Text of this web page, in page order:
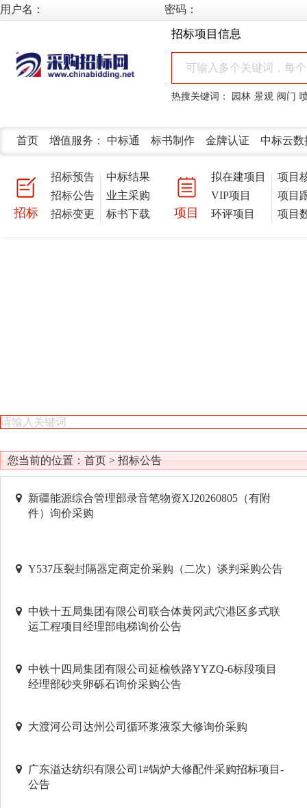
用户名： 密码：
招标项目信息
热搜关键词： 园林 景观 阀门
首页 增值服务： 中标通 标书制作 金牌认证 中标云数
招标
招标预告
招标公告
招标变更
中标结果
业主采购
标书下载
项目
拟在建项目
VIP项目
环评项目
项目
项目
项目
您当前的位置： 首页 > 招标公告
新疆能源综合管理部录音笔物资XJ20260805（有附
件）询价采购
Y537压裂封隔器定商定价采购（二次）谈判采购公告
中铁十五局集团有限公司联合体黄冈武穴港区多式联
运工程项目经理部电梯询价公告
中铁十四局集团有限公司延榆铁路YYZQ-6标段项目
经理部砂夹卵砾石询价采购公告
大渡河公司达州公司循环浆液泵大修询价采购
广东溢达纺织有限公司1#锅炉大修配件采购招标项目-
公告